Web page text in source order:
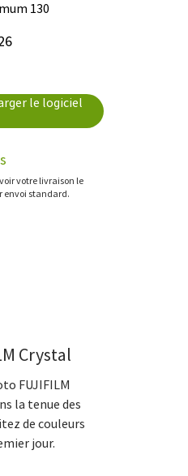
130
le logiciel
votre livraison le
envoi standard.
Crystal
FUJIFILM
la tenue des
de couleurs
jour.